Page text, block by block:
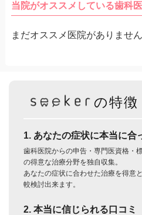
当院がオススメしている歯科
まだオススメ医院がありません
の特徴
1. あなたの症状に本当に合
歯科医院からの申告・専門医資格・
の得意な治療分野を独自収集。
あなたの症状に合わせた治療を得意
較検討出来ます。
2. 本当に信じられる口コミ